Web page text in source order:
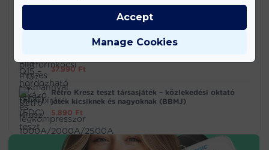
Stanley SDH700 700 W ütvefúró – 13 mm-es
PowerStart Q15 – hordozható bikázó és
37.990 Ft
Retro Kresz teszt társasjáték – közlekedési oktató
játék kicsiknek és nagyoknak (BBMJ)
5.890 Ft
Manage Cookies
Accept